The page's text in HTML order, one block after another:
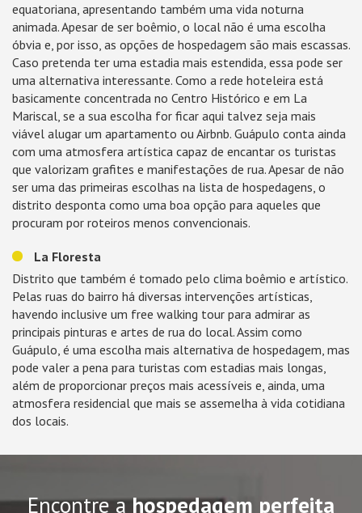
equatoriana, apresentando também uma vida noturna
animada. Apesar de ser boêmio, o local não é uma escolha
óbvia e, por isso, as opções de hospedagem são mais escassas.
Caso pretenda ter uma estadia mais estendida, essa pode ser
uma alternativa interessante. Como a rede hoteleira está
basicamente concentrada no Centro Histórico e em La
Mariscal, se a sua escolha for ficar aqui talvez seja mais
viável alugar um apartamento ou Airbnb. Guápulo conta ainda
com uma atmosfera artística capaz de encantar os turistas
que valorizam grafites e manifestações de rua. Apesar de não
ser uma das primeiras escolhas na lista de hospedagens, o
distrito desponta como uma boa opção para aqueles que
procuram por roteiros menos convencionais.
La Floresta
Distrito que também é tomado pelo clima boêmio e artístico.
Pelas ruas do bairro há diversas intervenções artísticas,
havendo inclusive um free walking tour para admirar as
principais pinturas e artes de rua do local. Assim como
Guápulo, é uma escolha mais alternativa de hospedagem, mas
pode valer a pena para turistas com estadias mais longas,
além de proporcionar preços mais acessíveis e, ainda, uma
atmosfera residencial que mais se assemelha à vida cotidiana
dos locais.
Encontre ahospedagem perfeita